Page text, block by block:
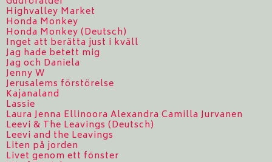
Highvalley Market
Honda Monkey
Honda Monkey (Deutsch)
Inget att berätta just i kväll
Jag hade betett mig
Jag och Daniela
Jenny W
Jerusalems förstörelse
Kajanaland
Lassie
Laura Jenna Ellinoora Alexandra Camilla Jurvanen
Leevi & The Leavings (Deutsch)
Leevi and the Leavings
Liten på jorden
Livet genom ett fönster